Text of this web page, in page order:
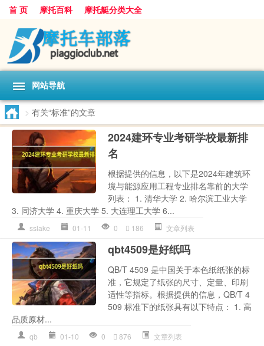
首 页 摩托百科 摩托艇分类大全
网站导航
> 有关“标准”的文章
2024建环专业考研学校最新排
名
根据提供的信息，以下是2024年建筑环
境与能源应用工程专业排名靠前的大学
列表： 1. 清华大学 2. 哈尔滨工业大学
3. 同济大学 4. 重庆大学 5. 大连理工大学 6...
sslake 01-11 0 186 文章列表
qbt4509是好纸吗
QB/T 4509 是中国关于本色纸纸张的标
准，它规定了纸张的尺寸、定量、印刷
适性等指标。根据提供的信息，QB/T 4
509 标准下的纸张具有以下特点： 1. 高
品质原材...
qb 01-10 0 876 文章列表